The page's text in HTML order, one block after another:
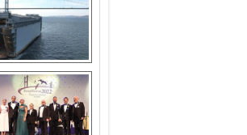
Dünyada tek!
Denizaltı yüzer
havuzu intikal
seyrine başladı